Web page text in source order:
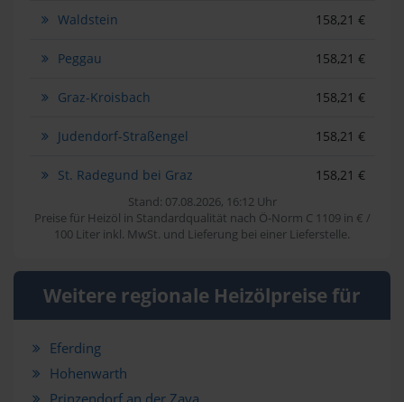
Waldstein 158,21 €
Peggau 158,21 €
Graz-Kroisbach 158,21 €
Judendorf-Straßengel 158,21 €
St. Radegund bei Graz 158,21 €
Stand: 07.08.2026, 16:12 Uhr
Preise für Heizöl in Standardqualität nach Ö-Norm C 1109 in € /
100 Liter inkl. MwSt. und Lieferung bei einer Lieferstelle.
Weitere regionale Heizölpreise für
Eferding
Hohenwarth